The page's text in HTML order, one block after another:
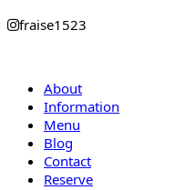
fraise1523
About
Information
Menu
Blog
Contact
Reserve